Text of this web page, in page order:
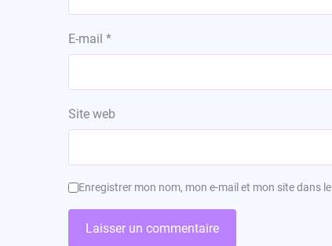
E-mail *
Site web
Enregistrer mon nom, mon e-mail et mon site dans